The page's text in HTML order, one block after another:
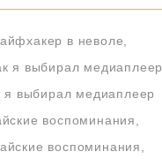
в неволе,
я выбирал медиаплеер
я выбирал медиаплеер
воспоминания,
воспоминания,